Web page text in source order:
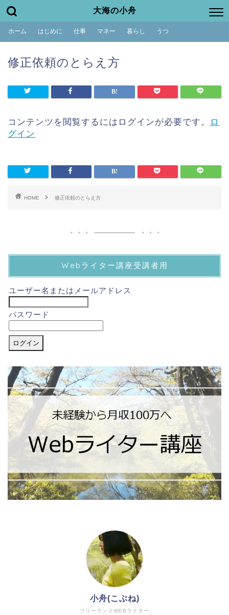
大海の小舟
ホーム はじめに 仕事 マネー 暮らし うつ
修正依頼のとらえ方
コンテンツを閲覧するにはログインが必要です。
ロ
グイン
HOME 修正依頼のとらえ方
Webライター講座受講者用
ユーザー名またはメールアドレス
パスワード
フリーランスWEBライター
小舟(こぶね)